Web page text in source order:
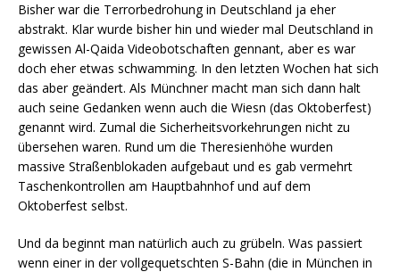
Bisher war die Terrorbedrohung in Deutschland ja eher
abstrakt. Klar wurde bisher hin und wieder mal Deutschland in
gewissen Al-Qaida Videobotschaften gennant, aber es war
doch eher etwas schwamming. In den letzten Wochen hat sich
das aber geändert. Als Münchner macht man sich dann halt
auch seine Gedanken wenn auch die Wiesn (das Oktoberfest)
genannt wird. Zumal die Sicherheitsvorkehrungen nicht zu
übersehen waren. Rund um die Theresienhöhe wurden
massive Straßenblokaden aufgebaut und es gab vermehrt
Taschenkontrollen am Hauptbahnhof und auf dem
Oktoberfest selbst.
Und da beginnt man natürlich auch zu grübeln. Was passiert
wenn einer in der vollgequetschten S-Bahn (die in München in